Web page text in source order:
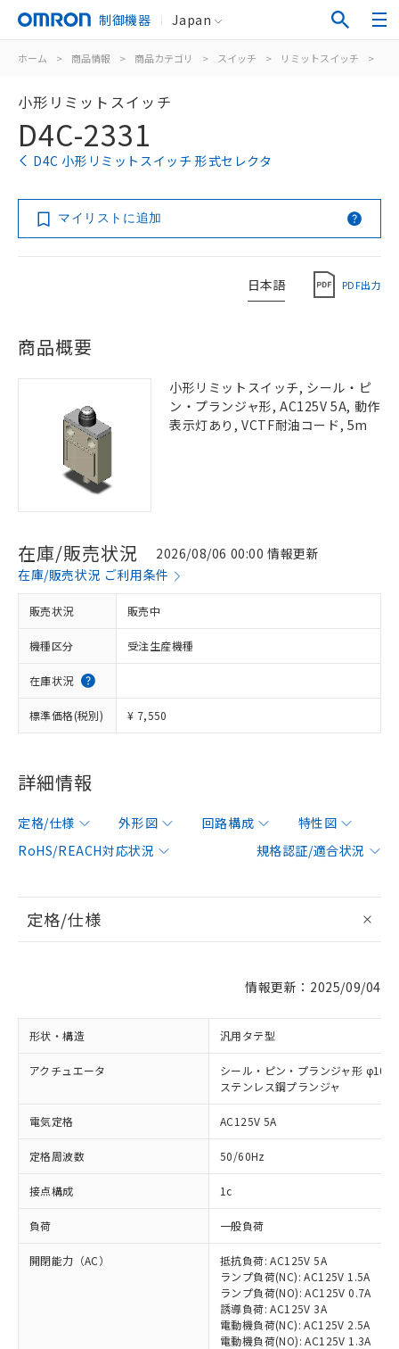
制御機器 Japan
ホーム > 商品情報 > 商品カテゴリ > スイッチ > リミットスイッチ >
小形リミットスイッチ
D4C-2331
D4C 小形リミットスイッチ 形式セレクタ
マイリストに追加
日本語 PDF出力
商品概要
小形リミットスイッチ, シール・ピ
ン・プランジャ形, AC125V 5A, 動作
表示灯あり, VCTF耐油コード, 5m
在庫/販売状況
2026/08/06 00:00 情報更新
在庫/販売状況 ご利用条件
販売状況 販売中
機種区分 受注生産機種
在庫状況
標準価格(税別) ¥ 7,550
詳細情報
定格/仕様 外形図 回路構成
特性図
RoHS/REACH対応状況
規格認証/適合状況
定格/仕様
情報更新：2025/09/04
形状・構造 汎用タテ型
アクチュエータ
シール・ピン・プランジャ形 φ10
ステンレス鋼プランジャ
電気定格 AC125V 5A
定格周波数 50/60Hz
接点構成 1c
負荷 一般負荷
開閉能力（AC）
抵抗負荷: AC125V 5A
ランプ負荷(NC): AC125V 1.5A
ランプ負荷(NO): AC125V 0.7A
誘導負荷: AC125V 3A
電動機負荷(NC): AC125V 2.5A
電動機負荷(NO): AC125V 1.3A